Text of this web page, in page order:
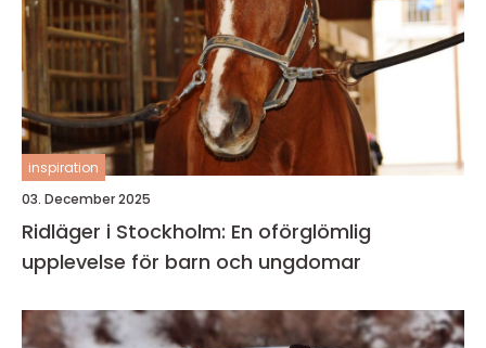
inspiration
03. December 2025
Ridläger i Stockholm: En oförglömlig
upplevelse för barn och ungdomar